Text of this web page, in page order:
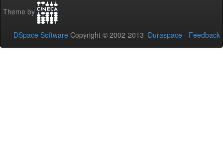
Theme by
DSpace Software Copyright © 2002-2013 Duraspace - Feedback